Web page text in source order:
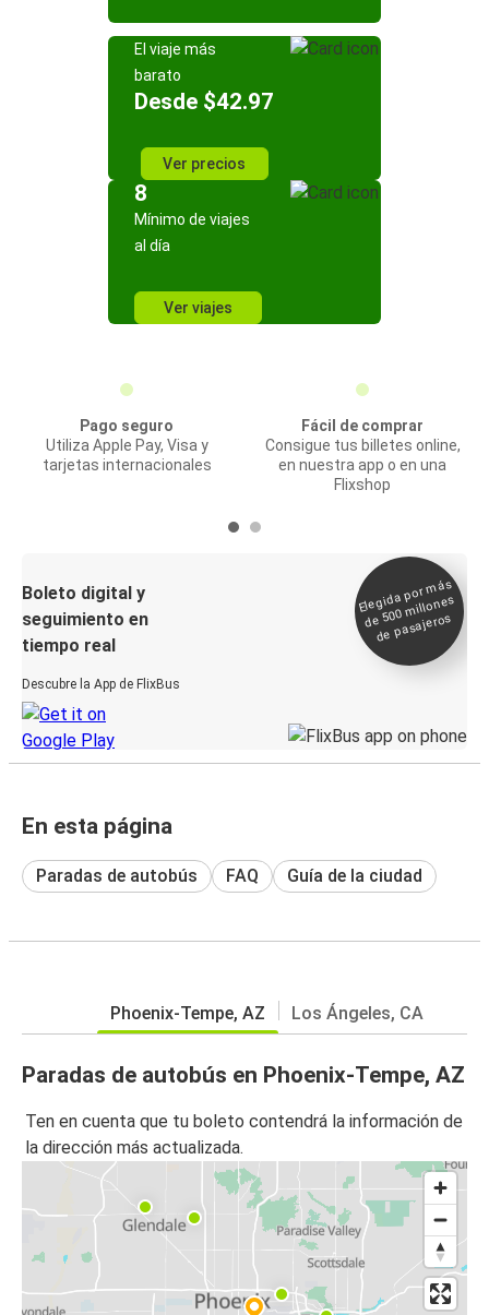
El viaje más
barato
Desde $42.97
Ver precios
8
Mínimo de viajes
al día
Ver viajes
Pago seguro
Utiliza Apple Pay, Visa y
tarjetas internacionales
Fácil de comprar
Consigue tus billetes online,
en nuestra app o en una
Flixshop
Boleto digital y
seguimiento en
tiempo real
Descubre la App de FlixBus
Elegida por
más
de 500
millones
de pasajeros
En esta página
Paradas de autobús FAQ Guía de la ciudad
Phoenix-Tempe, AZ Los Ángeles, CA
Paradas de autobús en Phoenix-Tempe, AZ
Ten en cuenta que tu boleto contendrá la información de
la dirección más actualizada.